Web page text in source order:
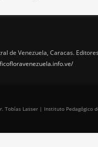
de Venezuela, Caracas.
Lasser | Instituto Pedagógico